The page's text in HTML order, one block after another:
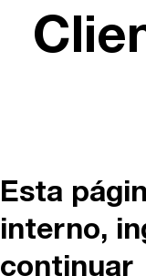
Esta
interno,
continuar